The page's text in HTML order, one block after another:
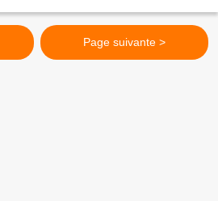
Page suivante >